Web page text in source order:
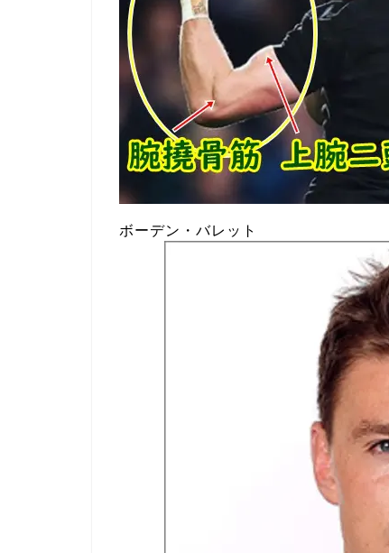
ボーデン・バレット